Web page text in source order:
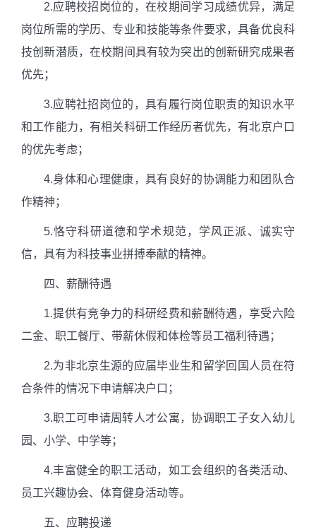
2.应聘校招岗位的，在校期间学习成绩优异，满足
岗位所需的学历、专业和技能等条件要求，具备优良科
技创新潜质，在校期间具有较为突出的创新研究成果者
优先；
3.应聘社招岗位的，具有履行岗位职责的知识水平
和工作能力，有相关科研工作经历者优先，有北京户口
的优先考虑；
4.身体和心理健康，具有良好的协调能力和团队合
作精神；
5.恪守科研道德和学术规范，学风正派、诚实守
信，具有为科技事业拼搏奉献的精神。
四、薪酬待遇
1.提供有竞争力的科研经费和薪酬待遇，享受六险
二金、职工餐厅、带薪休假和体检等员工福利待遇；
2.为非北京生源的应届毕业生和留学回国人员在符
合条件的情况下申请解决户口；
3.职工可申请周转人才公寓，协调职工子女入幼儿
园、小学、中学等；
4.丰富健全的职工活动，如工会组织的各类活动、
员工兴趣协会、体育健身活动等。
五、应聘投递